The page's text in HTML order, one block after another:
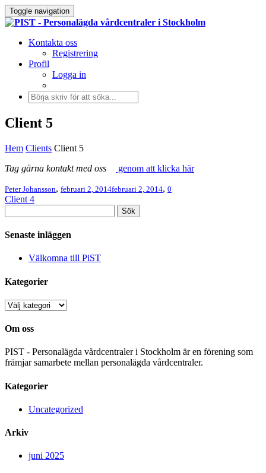
Toggle navigation
Kontakta oss
Registrering
Profil
Logga in
Client 5
Hem Clients Client 5
Tag gärna kontakt med oss
genom att klicka här
Peter Johansson, februari 2, 2014februari 2, 2014, 0
Client 4
Senaste inläggen
Välkomna till PiST
Kategorier
Kategorier
Om oss
PIST - Personalägda vårdcentraler i Stockholm är en förening som
främjar samarbete mellan personalägda vårdcentraler.
Kategorier
Uncategorized
Arkiv
juni 2025